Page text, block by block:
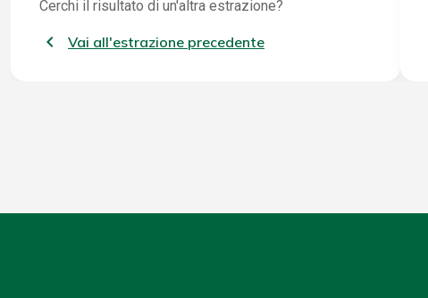
Cerchi il risultato di un'altra estrazione?
Vai all'estrazione precedente